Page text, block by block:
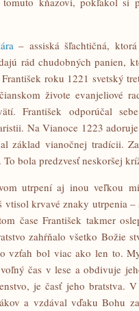
– assiská šľachtičná,
rád chudobných panien,
roku 1221 svetský
živote evanjeliové
František odporúčal
Na Vianoce 1223
základ vianočnej tradícii.
bola predzvesť neskoršej
utrpení aj inou veľkou
vtisol krvavé znaky utrpenia
čase František takmer
zahŕňalo všetko Božie
vzťah bol viac ako len to.
čas v lese a obdivuje
je časť jeho bratstva.
a vzdával vďaku Bohu